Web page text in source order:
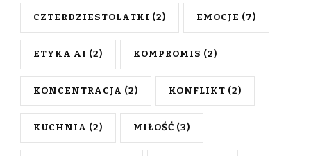
CZTERDZIESTOLATKI (2) EMOCJE (7)
ETYKA AI (2) KOMPROMIS (2)
KONCENTRACJA (2) KONFLIKT (2)
KUCHNIA (2) MIŁOŚĆ (3)